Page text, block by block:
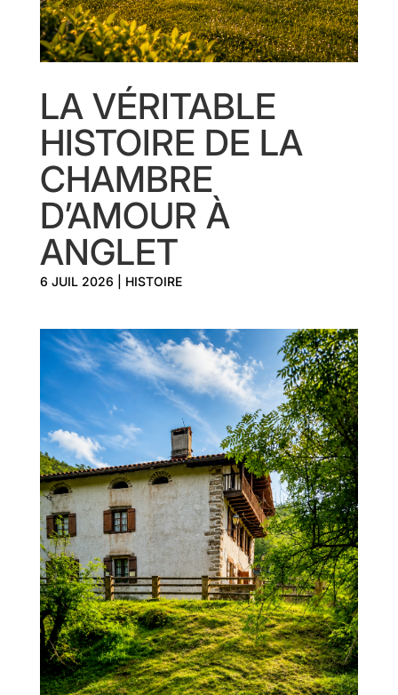
LA VÉRITABLE
HISTOIRE DE LA
CHAMBRE
D’AMOUR À
ANGLET
6 JUIL 2026 HISTOIRE